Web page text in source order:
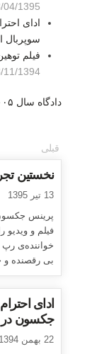
1395 20:06
ادای
سوپربال
فیلم
1394 15:38
دادگاه سال ۲۰۰۵
قبلی
نخستین
13 تیر 1395
پرینس
فیلم و ویدیو
بی رقصنده و
ادای
جکسون در
22 بهمن 1394